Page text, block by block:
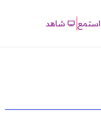
استمع شاهد